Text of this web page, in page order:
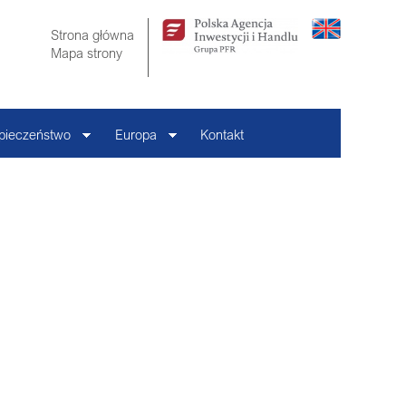
Strona główna
Mapa strony
Europa Kontakt